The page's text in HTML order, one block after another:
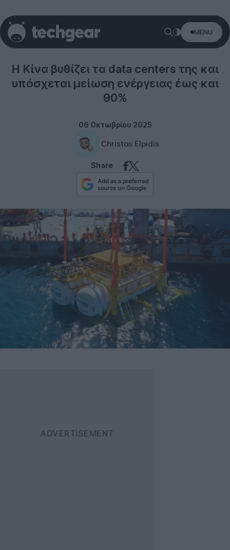
MENU
Technology
Η Κίνα βυθίζει τα data centers της και
υπόσχεται μείωση ενέργειας έως και
90%
06 Οκτωβρίου 2025
Christos Elpidis
Share